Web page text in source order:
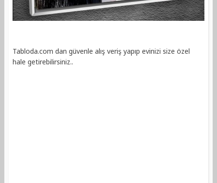
Tabloda.com dan güvenle alış veriş yapıp evinizi size özel
hale getirebilirsiniz..